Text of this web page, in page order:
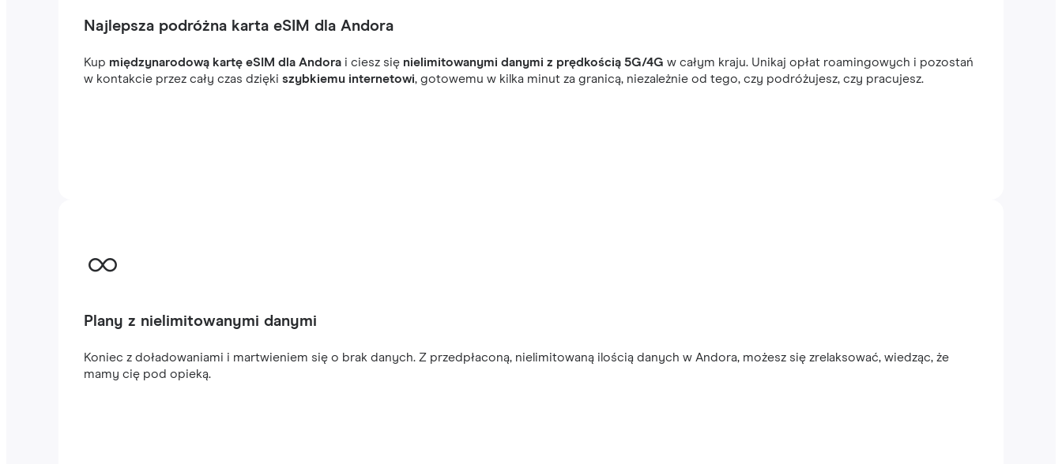
Najlepsza podróżna karta eSIM dla Andora
Kup międzynarodową kartę eSIM dla Andora i ciesz się nielimitowanymi danymi z prędkością 5G/4G w całym kraju. Unikaj opłat roamingowych i pozostań
w kontakcie przez cały czas dziękiszybkiemu internetowi, gotowemu w kilka minut za granicą, niezależnie od tego, czy podróżujesz, czy pracujesz.
Plany z nielimitowanymi danymi
Koniec z doładowaniami i martwieniem się o brak danych. Z przedpłaconą, nielimitowaną ilością danych w Andora, możesz się zrelaksować, wiedząc, że
mamy cię pod opieką.